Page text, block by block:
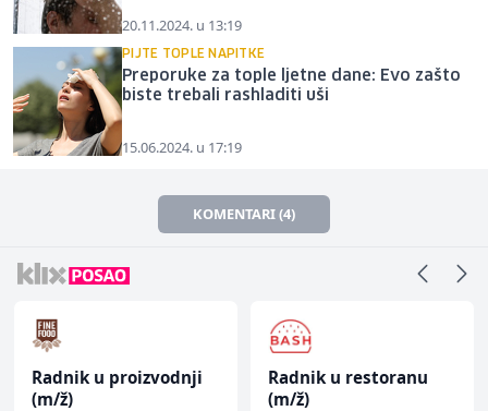
20.11.2024. u 13:19
PIJTE TOPLE NAPITKE
Preporuke za tople ljetne dane: Evo zašto
biste trebali rashladiti uši
15.06.2024. u 17:19
KOMENTARI (4)
Radnik u proizvodnji
(m/ž)
Radnik u restoranu
(m/ž)